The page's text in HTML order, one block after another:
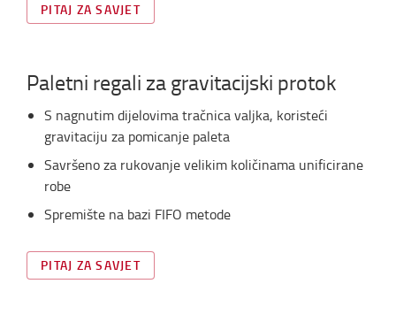
PITAJ ZA SAVJET
Paletni regali za gravitacijski protok
S nagnutim dijelovima tračnica valjka, koristeći
gravitaciju za pomicanje paleta
Savršeno za rukovanje velikim količinama unificirane
robe
Spremište na bazi FIFO metode
PITAJ ZA SAVJET